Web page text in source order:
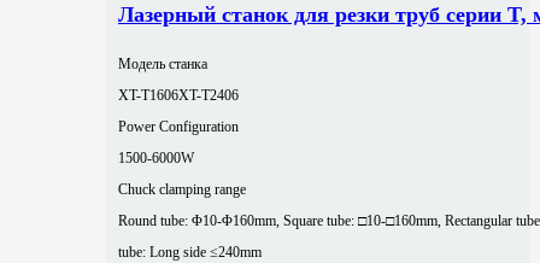
Лазерный станок для резки труб серии T,
Модель станка
XT-T1606XT-T2406
Power Configuration
1500-6000W
Chuck clamping range
Round tube: Φ10-Φ160mm, Square tube: □10-□160mm, Rectangular
tube: Long side ≤240mm